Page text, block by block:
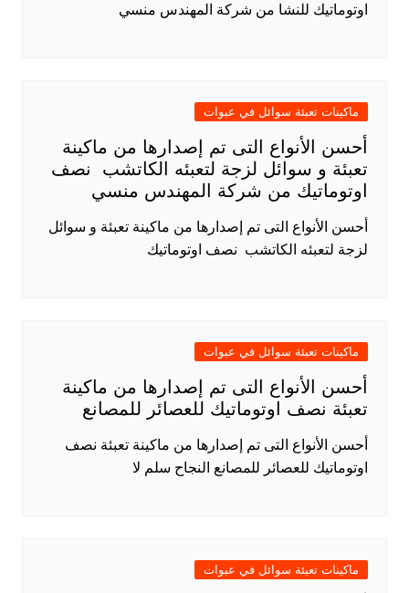
اوتوماتيك للنشا من شركة المهندس منسي
ماكينات تعبئة سوائل في عبوات
أحسن الأنواع التى تم إصدارها من ماكينة
تعبئة و سوائل لزجة لتعبئه الكاتشب نصف
اوتوماتيك من شركة المهندس منسي
أحسن الأنواع التى تم إصدارها من ماكينة تعبئة و سوائل
لزجة لتعبئه الكاتشب نصف اوتوماتيك
ماكينات تعبئة سوائل في عبوات
أحسن الأنواع التى تم إصدارها من ماكينة
تعبئة نصف اوتوماتيك للعصائر للمصانع
أحسن الأنواع التى تم إصدارها من ماكينة تعبئة نصف
اوتوماتيك للعصائر للمصانع النجاح سلم لا
ماكينات تعبئة سوائل في عبوات